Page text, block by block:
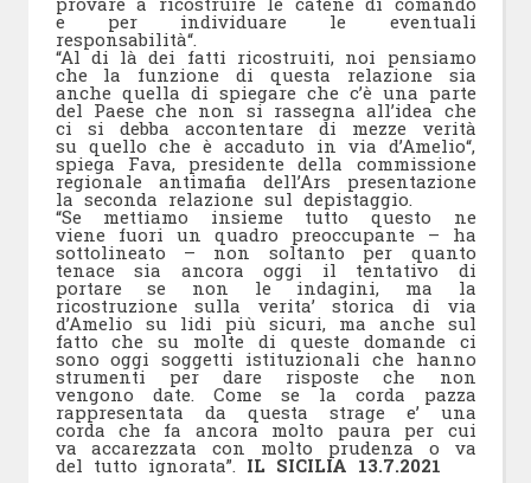
e per individuare le eventuali
responsabilità“.
“Al di là dei fatti ricostruiti, noi pensiamo
che la funzione di questa relazione sia
anche quella di spiegare che c’è una parte
del Paese che non si rassegna all’idea che
ci si debba accontentare di mezze verità
su quello che è accaduto in via d’Amelio“,
spiega Fava, presidente della commissione
regionale antimafia dell’Ars presentazione
la seconda relazione sul depistaggio.
“Se mettiamo insieme tutto questo ne
viene fuori un quadro preoccupante – ha
sottolineato – non soltanto per quanto
tenace sia ancora oggi il tentativo di
portare se non le indagini, ma la
ricostruzione sulla verita’ storica di via
d’Amelio su lidi più sicuri, ma anche sul
fatto che su molte di queste domande ci
sono oggi soggetti istituzionali che hanno
strumenti per dare risposte che non
vengono date. Come se la corda pazza
rappresentata da questa strage e’ una
corda che fa ancora molto paura per cui
va accarezzata con molto prudenza o va
del tutto ignorata”.IL SICILIA 13.7.2021